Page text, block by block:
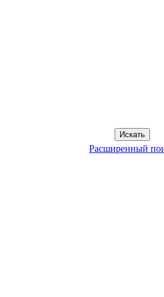
Расширенный